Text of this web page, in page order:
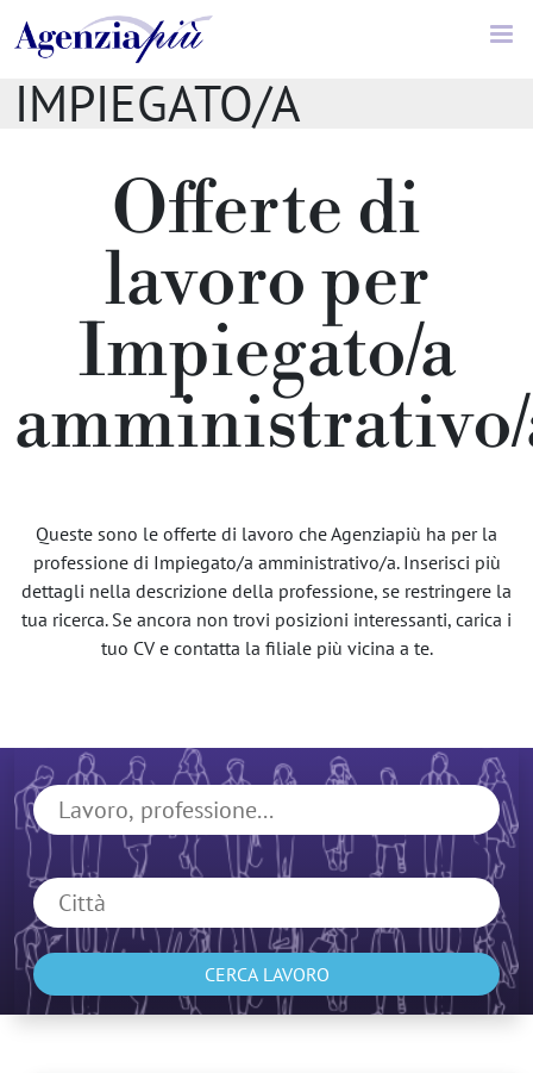
Offerte di lavoro //
IMPIEGATO/A
AMMINISTRATIVO/A
Offerte di
lavoro per
Impiegato/a
Queste sono le offerte di lavoro che Agenziapiù ha per la
professione di Impiegato/a amministrativo/a. Inserisci più
dettagli nella descrizione della professione, se restringere la
tua ricerca. Se ancora non trovi posizioni interessanti, carica i
tuo CV e contatta la filiale più vicina a te.
CERCA LAVORO